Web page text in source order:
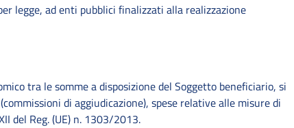
legge, ad enti pubblici finalizzati alla realizzazione
tra le somme a disposizione del Soggetto beneficiario, si
di aggiudicazione), spese relative alle misure di
del Reg. (UE) n. 1303/2013.